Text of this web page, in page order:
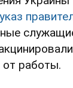
от работы.